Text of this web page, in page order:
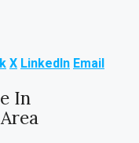
X LinkedIn Email
In